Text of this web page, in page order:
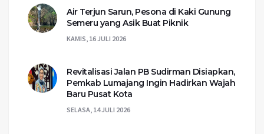
Air Terjun Sarun, Pesona di Kaki Gunung
Semeru yang Asik Buat Piknik
KAMIS, 16 JULI 2026
Revitalisasi Jalan PB Sudirman Disiapkan,
Pemkab Lumajang Ingin Hadirkan Wajah
Baru Pusat Kota
SELASA, 14 JULI 2026